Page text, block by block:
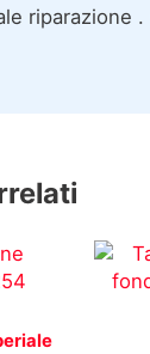
riparazione .